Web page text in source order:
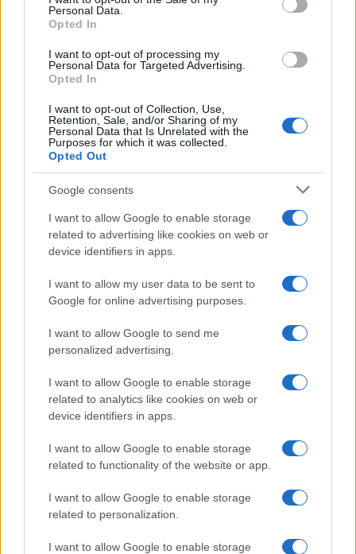
Personal Data.
Opted In
I want to opt-out of processing my
Personal Data for Targeted Advertising.
Opted In
I want to opt-out of Collection, Use,
Retention, Sale, and/or Sharing of my
Personal Data that Is Unrelated with the
Purposes for which it was collected.
Opted Out
Google consents
I want to allow Google to enable storage
related to advertising like cookies on web or
device identifiers in apps.
I want to allow my user data to be sent to
Google for online advertising purposes.
I want to allow Google to send me
personalized advertising.
I want to allow Google to enable storage
related to analytics like cookies on web or
device identifiers in apps.
I want to allow Google to enable storage
related to functionality of the website or app.
I want to allow Google to enable storage
related to personalization.
I want to allow Google to enable storage
», constate Esperidon Villa, président du syndicat CASC.
Les maigres salaires, les droits sociaux limités et les
accidents fréquents découragent les locaux. « La plupart
des ouvriers dorment sur leur lieu de travail », ajoute le
leader syndical, qui accuse la situation d’« esclavage
moderne ».
continue est uniquement disponible pour les abonnés.
AUTEUR